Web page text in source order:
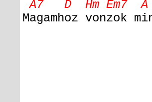
A7 D Hm Em7
Magamhoz vonzok